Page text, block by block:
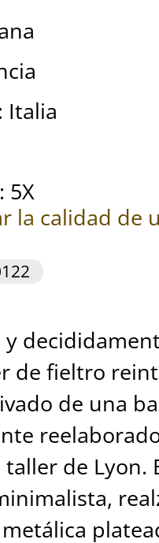
Italia
5X
la calidad de
de fieltro
de una
de Lyon.